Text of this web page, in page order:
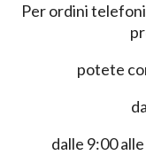
Per ordini
potete
dalle 9:00